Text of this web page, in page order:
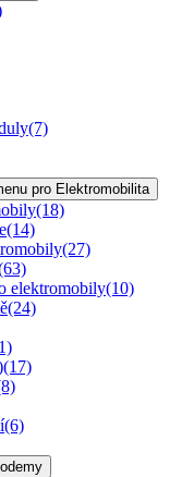
(7)
pro Elektromobilita
(18)
(14)
(27)
elektromobily(10)
(24)
(17)
(6)